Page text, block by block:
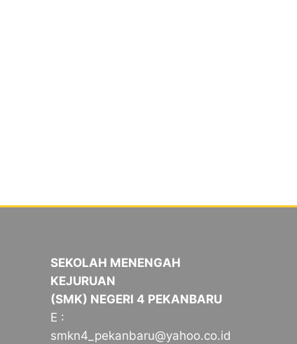
SEKOLAH MENENGAH
KEJURUAN
(SMK) NEGERI 4 PEKANBARU
E :
smkn4_pekanbaru@yahoo.co.id